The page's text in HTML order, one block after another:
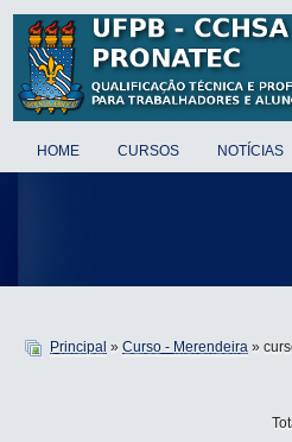
HOME CURSOS NOTÍCIAS
Principal » Curso - Merendeira »